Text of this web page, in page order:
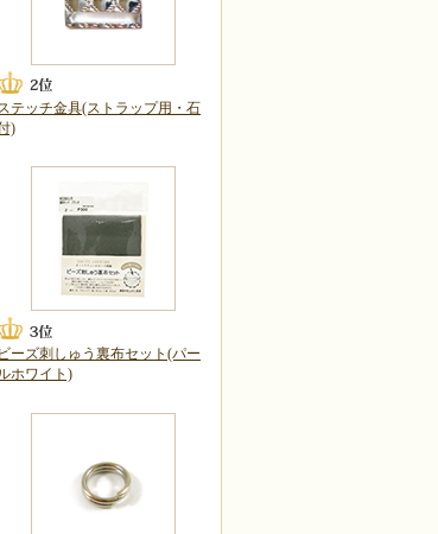
ステッチ金具(ストラップ用・石
)
ビーズ刺しゅう裏布セット(パー
ホワイト)